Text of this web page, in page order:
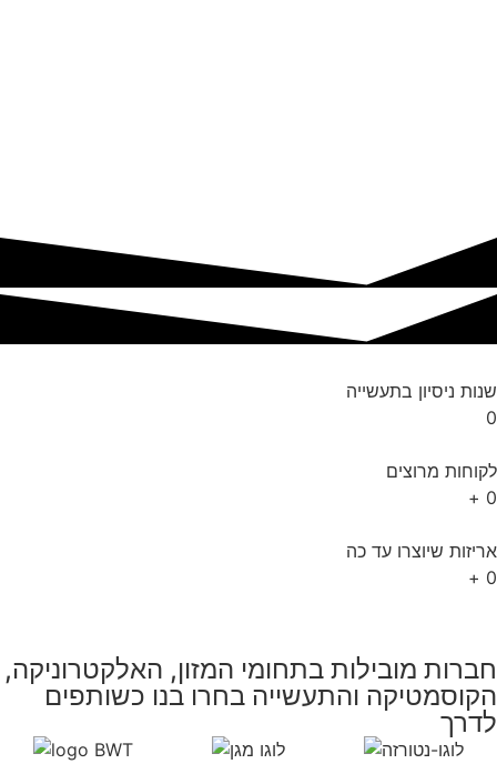
שנות ניסיון בתעשייה
0
לקוחות מרוצים
0
+
אריזות שיוצרו עד כה
0
+
חברות מובילות בתחומי המזון, האלקטרוניקה,
הקוסמטיקה והתעשייה בחרו בנו כשותפים
לדרך